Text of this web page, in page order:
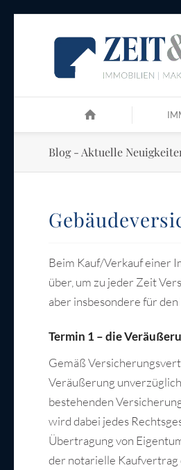
Blog - Aktuelle
Beim Kauf/Verkauf einer
über, um zu jeder Zeit
aber insbesondere für
Termin 1 – die
Gemäß
Veräußerung
bestehenden
wird dabei jedes
Übertragung von
der notarielle Kaufvertrag